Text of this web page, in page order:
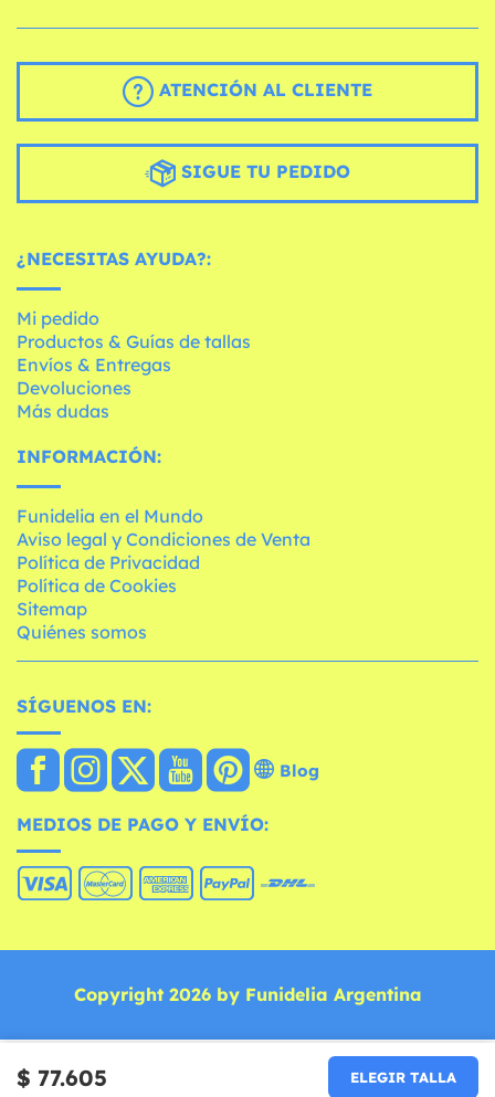
$ 77.605 ELEGIR TALLA
ATENCIÓN AL CLIENTE
SIGUE TU PEDIDO
¿NECESITAS AYUDA?:
Mi pedido
Productos & Guías de tallas
Envíos & Entregas
Devoluciones
Más dudas
INFORMACIÓN:
Funidelia en el Mundo
Aviso legal y Condiciones de Venta
Política de Privacidad
Política de Cookies
Sitemap
Quiénes somos
SÍGUENOS EN:
Blog
MEDIOS DE PAGO Y ENVÍO:
Copyright 2026 by Funidelia Argentina